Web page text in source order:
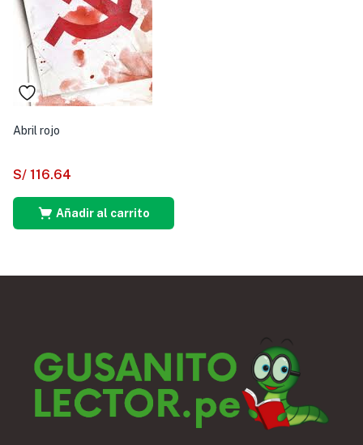
Abril rojo
S/ 116.64
Añadir al carrito